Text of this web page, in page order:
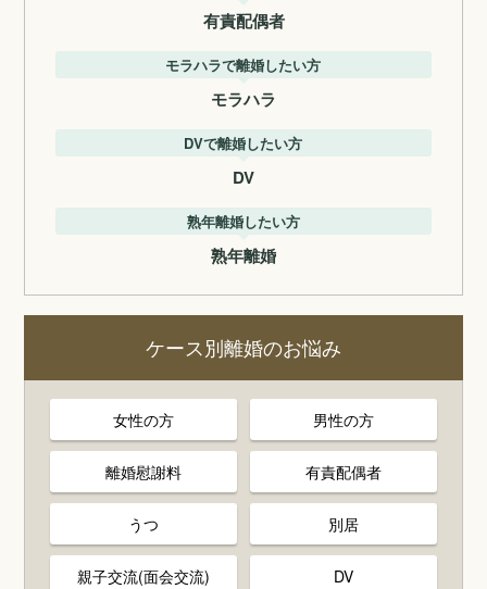
有責配偶者
モラハラで離婚したい方
モラハラ
DVで離婚したい方
DV
熟年離婚したい方
熟年離婚
ケース別離婚のお悩み
女性の方 男性の方
離婚慰謝料 有責配偶者
うつ 別居
親子交流(面会交流) DV